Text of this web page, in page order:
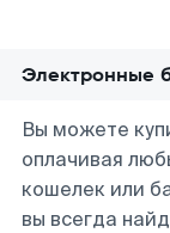
Электронные
Вы можете
оплачивая
кошелек или
вы всегда